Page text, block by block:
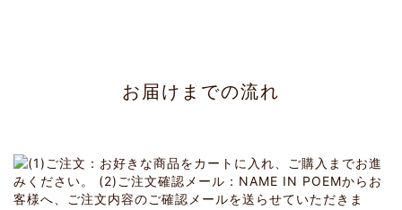
お届けまでの流れ